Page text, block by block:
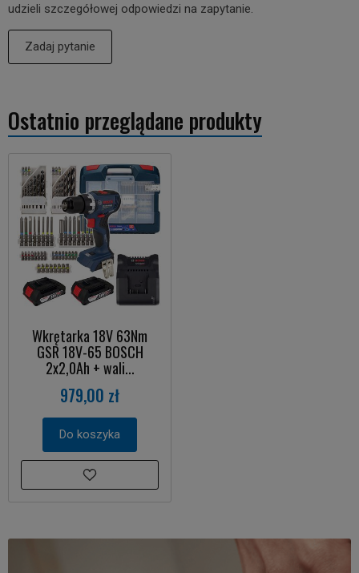
udzieli szczegółowej odpowiedzi na zapytanie.
Zadaj pytanie
Ostatnio przeglądane produkty
Wkrętarka 18V 63Nm
GSR 18V-65 BOSCH
2x2,0Ah + wali...
979,00 zł
Do koszyka